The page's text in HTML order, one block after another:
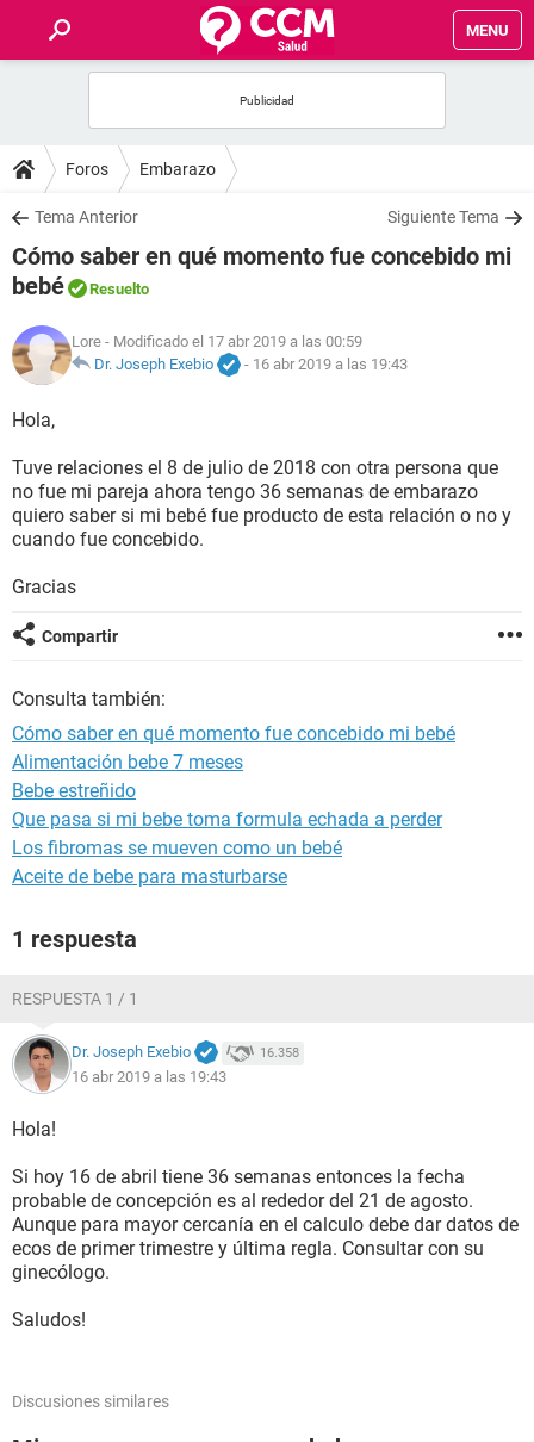
MENU
FOROS
SALUD
FAMILIA
NUTRICIÓN
SEXUALIDAD
GLOSARIO
Foros Embarazo
Tema Anterior Siguiente Tema
Cómo saber en qué momento fue concebido mi
bebé
Resuelto
Lore - Modificado el 17 abr 2019 a las 00:59
Dr. Joseph Exebio
- 16 abr 2019 a las 19:43
Hola,
Tuve relaciones el 8 de julio de 2018 con otra persona que
no fue mi pareja ahora tengo 36 semanas de embarazo
quiero saber si mi bebé fue producto de esta relación o no y
cuando fue concebido.
Gracias
Compartir
Consulta también:
Cómo saber en qué momento fue concebido mi bebé
Alimentación bebe 7 meses
Bebe estreñido
Que pasa si mi bebe toma formula echada a perder
Los fibromas se mueven como un bebé
Aceite de bebe para masturbarse
1 respuesta
RESPUESTA 1 / 1
Dr. Joseph Exebio 16.358
16 abr 2019 a las 19:43
Hola!
Si hoy 16 de abril tiene 36 semanas entonces la fecha
probable de concepción es al rededor del 21 de agosto.
Aunque para mayor cercanía en el calculo debe dar datos de
ecos de primer trimestre y última regla. Consultar con su
ginecólogo.
Saludos!
Discusiones similares